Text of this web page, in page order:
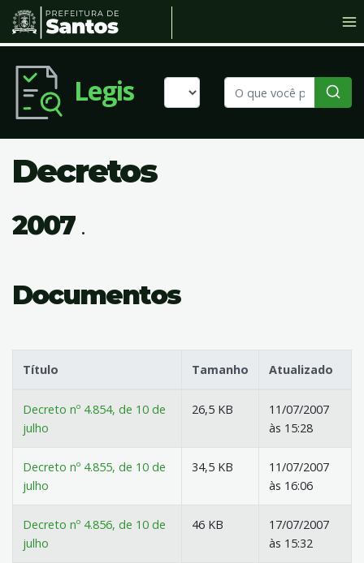
Legis
Decretos
2007 .
Documentos
Título Tamanho Atualizado
Decreto nº 4.854, de 10 de
julho
26,5 KB
11/07/2007
às 15:28
Decreto nº 4.855, de 10 de
julho
34,5 KB
11/07/2007
às 16:06
Decreto nº 4.856, de 10 de
julho
46 KB
17/07/2007
às 15:32